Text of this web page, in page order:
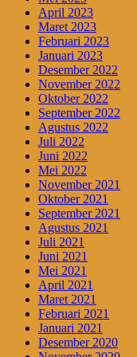
April 2023
Maret 2023
Februari 2023
Januari 2023
Desember 2022
November 2022
Oktober 2022
September 2022
Agustus 2022
Juli 2022
Juni 2022
Mei 2022
November 2021
Oktober 2021
September 2021
Agustus 2021
Juli 2021
Juni 2021
Mei 2021
April 2021
Maret 2021
Februari 2021
Januari 2021
Desember 2020